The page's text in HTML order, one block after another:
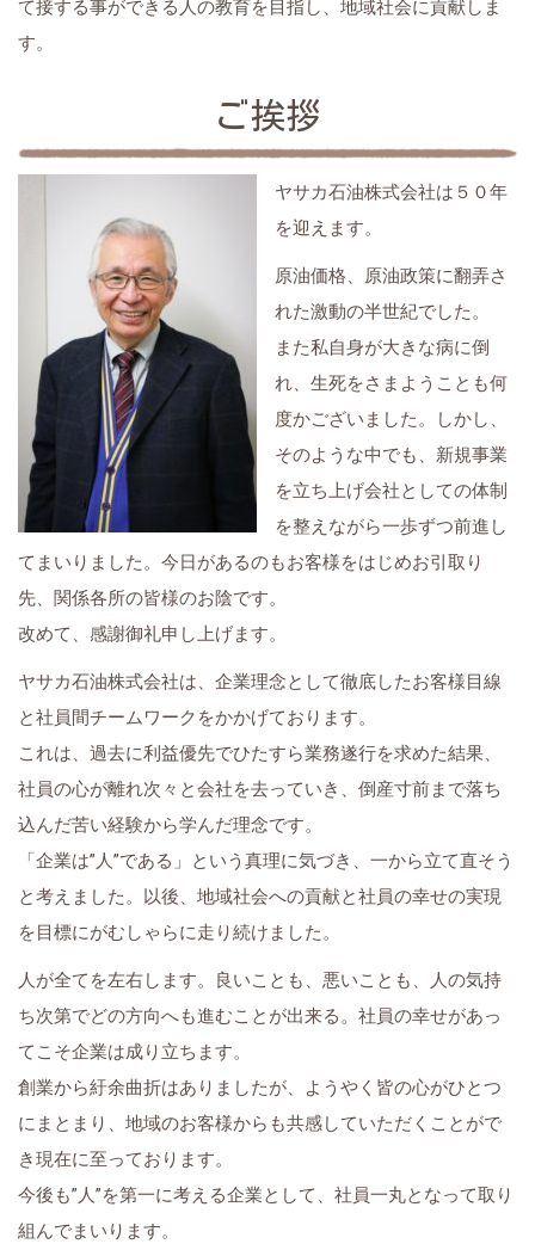
て接する事ができる人の教育を目指し、地域社会に貢献しま
す。
ご挨拶
ヤサカ石油株式会社は５０年
を迎えます。
原油価格、原油政策に翻弄さ
れた激動の半世紀でした。
また私自身が大きな病に倒
れ、生死をさまようことも何
度かございました。しかし、
そのような中でも、新規事業
を立ち上げ会社としての体制
を整えながら一歩ずつ前進し
てまいりました。今日があるのもお客様をはじめお引取り
先、関係各所の皆様のお陰です。
改めて、感謝御礼申し上げます。
ヤサカ石油株式会社は、企業理念として徹底したお客様目線
と社員間チームワークをかかげております。
これは、過去に利益優先でひたすら業務遂行を求めた結果、
社員の心が離れ次々と会社を去っていき、倒産寸前まで落ち
込んだ苦い経験から学んだ理念です。
「企業は”人”である」という真理に気づき、一から立て直そう
と考えました。以後、地域社会への貢献と社員の幸せの実現
を目標にがむしゃらに走り続けました。
人が全てを左右します。良いことも、悪いことも、人の気持
ち次第でどの方向へも進むことが出来る。社員の幸せがあっ
てこそ企業は成り立ちます。
創業から紆余曲折はありましたが、ようやく皆の心がひとつ
にまとまり、地域のお客様からも共感していただくことがで
き現在に至っております。
今後も”人”を第一に考える企業として、社員一丸となって取り
組んでまいります。